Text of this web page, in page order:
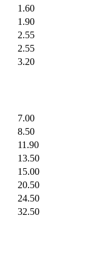
1.60
1.90
2.55
2.55
3.20
7.00
8.50
11.90
13.50
15.00
20.50
24.50
32.50